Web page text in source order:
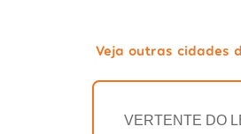
Veja outras cidades
VERTENTE DO